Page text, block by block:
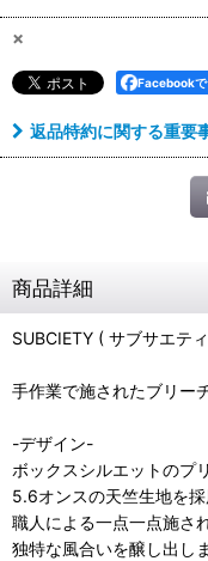
×
Facebookで
返品特約に関する重要
商品詳細
SUBCIETY ( サブサエテ
手作業で施されたブリー
-デザイン-
ボックスシルエットのプ
5.6オンスの天竺生地を採
職人による一点一点施さ
独特な風合いを醸し出しま